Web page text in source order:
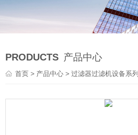
PRODUCTS 产品中心
首页> 产品中心 >过滤器过滤机设备系列